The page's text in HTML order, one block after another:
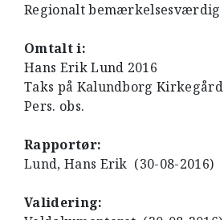
Regionalt bemærkelsesværdig
Omtalt i:
Hans Erik Lund 2016
Taks på Kalundborg Kirkegård
Pers. obs.
Rapportør:
Lund, Hans Erik (30-08-2016)
Validering: